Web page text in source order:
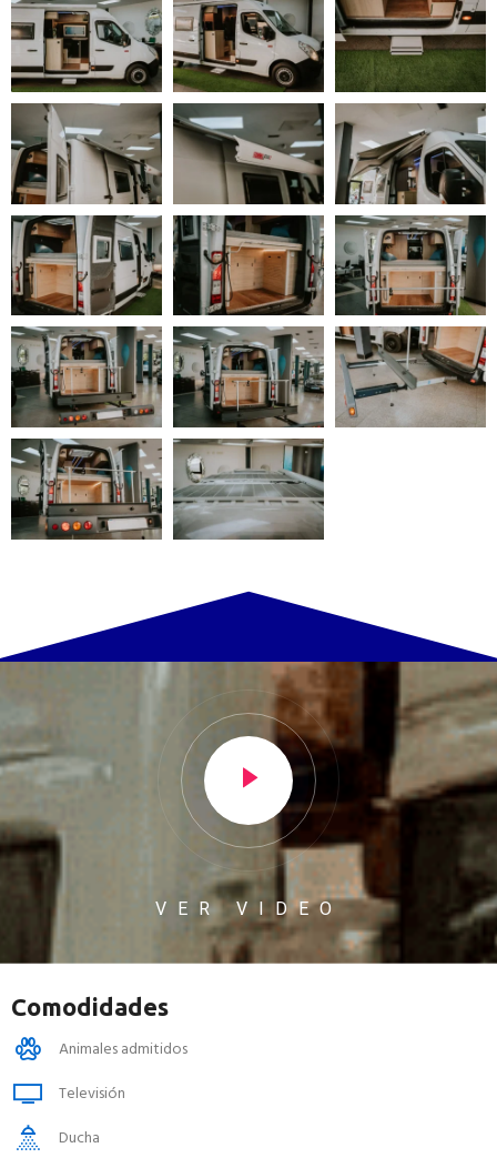
VER VIDEO
Comodidades
Animales admitidos
Televisión
Ducha